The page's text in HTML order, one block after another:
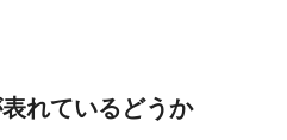
れているどうか